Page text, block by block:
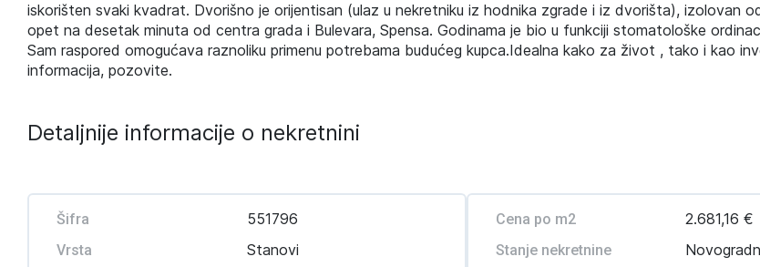
iskorišten svaki kvadrat. Dvorišno je orijentisan (ulaz u nekretniku iz hodnika zgrade i iz dvorišta), izolovan
opet na desetak minuta od centra grada i Bulevara, Spensa. Godinama je bio u funkciji stomatološke
Sam raspored omogućava raznoliku primenu potrebama budućeg kupca.Idealna kako za život , tako i kao
informacija, pozovite.
Detaljnije informacije o nekretnini
Šifra 551796
Vrsta Stanovi
Cena po m2 2.681,16 €
Stanje nekretnine